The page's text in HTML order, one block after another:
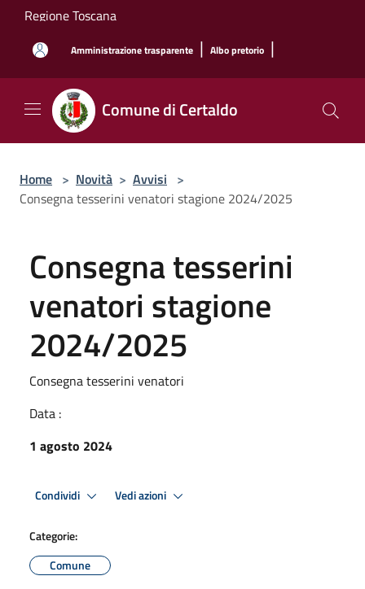
Salta al contenuto principale
Regione Toscana
Amministrazione trasparente | Albo pretorio |
Comune di Certaldo
Home > Novità > Avvisi >
Consegna tesserini venatori stagione 2024/2025
Consegna tesserini
venatori stagione
2024/2025
Consegna tesserini venatori
Data :
1 agosto 2024
Condividi Vedi azioni
Categorie:
Comune